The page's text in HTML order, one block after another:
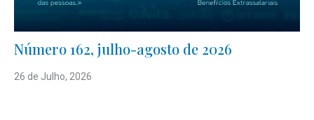
Número 162, julho-agosto de 2026
26 de Julho, 2026